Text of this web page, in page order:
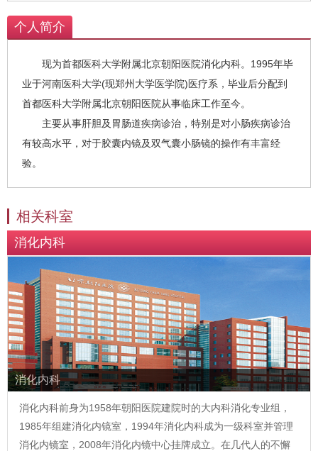
个人简介
现为首都医科大学附属北京朝阳医院消化内科。1995年毕
业于河南医科大学(现郑州大学医学院)医疗系，毕业后分配到
首都医科大学附属北京朝阳医院从事临床工作至今。
主要从事肝胆及胃肠道疾病诊治，特别是对小肠疾病诊治
有较高水平，对于胶囊内镜及双气囊小肠镜的操作有丰富经
验。
相关科室
消化内科
消化内科
消化内科前身为1958年朝阳医院建院时的大内科消化专业组，
1985年组建消化内镜室，1994年消化内科成为一级科室并管理
消化内镜室，2008年消化内镜中心挂牌成立。在几代人的不懈